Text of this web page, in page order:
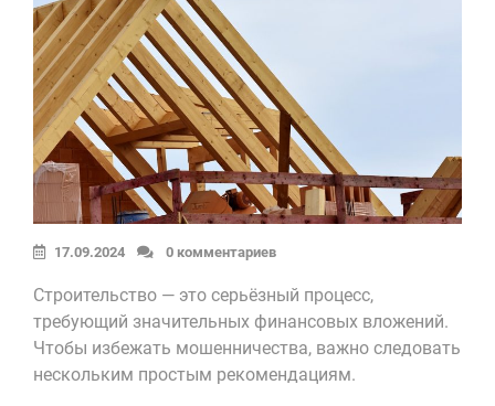
17.09.2024 0 комментариев
Строительство — это серьёзный процесс,
требующий значительных финансовых вложений.
Чтобы избежать мошенничества, важно следовать
нескольким простым рекомендациям.